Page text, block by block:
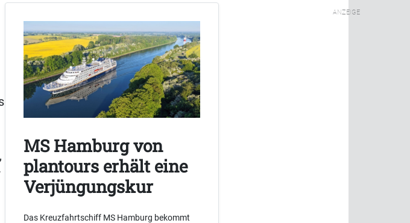
ANZEIGE
MS Hamburg von
plantours erhält eine
Verjüngungskur
Das Kreuzfahrtschiff MS Hamburg bekommt